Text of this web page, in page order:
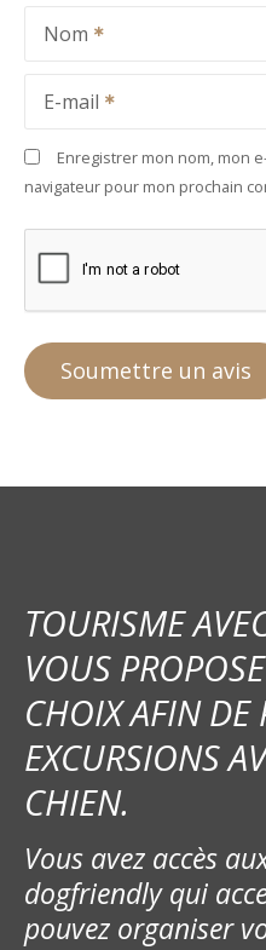
Nom
E-mail
Enregistrer mon nom, mon
navigateur pour mon prochain
TOURISME
VOUS
CHOIX AFIN DE
EXCURSIONS
CHIEN.
Vous avez accès
dogfriendly qui
pouvez organiser